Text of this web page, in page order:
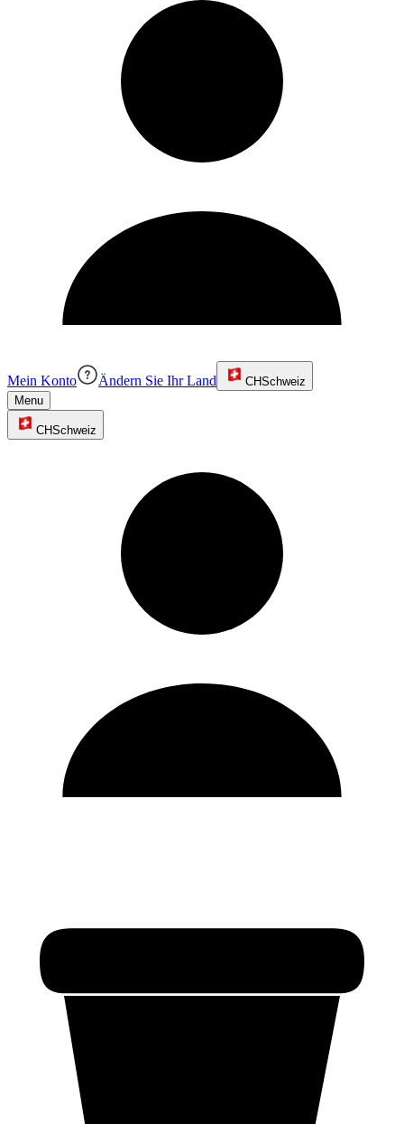
Mein Konto Ändern Sie Ihr Land CHSchweiz
Menu
CHSchweiz